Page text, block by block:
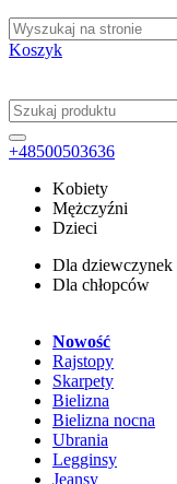
Koszyk
+48500503636
Kobiety
Mężczyźni
Dzieci
Dla dziewczynek
Dla chłopców
Nowość
Rajstopy
Skarpety
Bielizna
Bielizna nocna
Ubrania
Legginsy
Jeansy